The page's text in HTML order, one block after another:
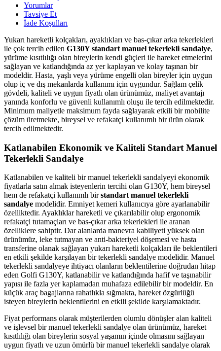
Yorumlar
Tavsiye Et
İade Koşulları
Yukarı hareketli kolçakları, ayaklıkları ve bas-çıkar arka tekerlekleri
ile çok tercih edilen G130Y standart manuel tekerlekli sandalye,
yürüme kısıtlılığı olan bireylerin kendi güçleri ile hareket etmelerini
sağlayan ve katlandığında az yer kaplayan ve kolay taşınan bir
modeldir. Hasta, yaşlı veya yürüme engelli olan bireyler için uygun
olup iç ve dış mekanlarda kullanımı için uygundur. Sağlam çelik
gövdeli, kaliteli ve uygun fiyatlı olan ürünümüz, maliyet avantajı
yanında konforlu ve güvenli kullanımlı oluşu ile tercih edilmektedir.
Minimum maliyetle maksimum fayda sağlayarak etkili bir mobilite
çözüm üretmekte, bireysel ve refakatçi kullanımlı bir ürün olarak
tercih edilmektedir.
Katlanabilen Ekonomik ve Kaliteli Standart Manuel
Tekerlekli Sandalye
Katlanabilen ve kaliteli bir manuel tekerlekli sandalyeyi ekonomik
fiyatlarla satın almak isteyenlerin tercihi olan G130Y, hem bireysel
hem de refakatçi kullanımlı birstandart manuel tekerlekli
sandalye modelidir. Emniyet kemeri kullanıcıya göre ayarlanabilir
özelliktedir. Ayaklıklar hareketli ve çıkarılabilir olup ergonomik
refakatçi tutamaçları ve bas-çıkar arka tekerlekleri ile aranan
özelliklere sahiptir. Dar alanlarda manevra kabiliyeti yüksek olan
ürünümüz, leke tutmayan ve anti-bakteriyel döşemesi ve hasta
transferine olanak sağlayan yukarı hareketli kolçakları ile beklentileri
en etkili şekilde karşılayan bir tekerlekli sandalye modelidir. Manuel
tekerlekli sandalyeye ihtiyacı olanların beklentilerine doğrudan hitap
eden Golfi G130Y, katlanabilir ve katlandığında hafif ve taşınabilir
yapısı ile fazla yer kaplamadan muhafaza edilebilir bir modeldir. En
küçük araç bagajlarına rahatlıkla sığmakta, hareket özgürlüğü
isteyen bireylerin beklentilerini en etkili şekilde karşılamaktadır.
Fiyat performans olarak müşterilerden olumlu dönüşler alan kaliteli
ve işlevsel bir manuel tekerlekli sandalye olan ürünümüz, hareket
kısıtlılığı olan bireylerin sosyal yaşamın içinde olmasını sağlayan
uygun fiyatlı ve uzun ömürlü bir manuel tekerlekli sandalye olarak